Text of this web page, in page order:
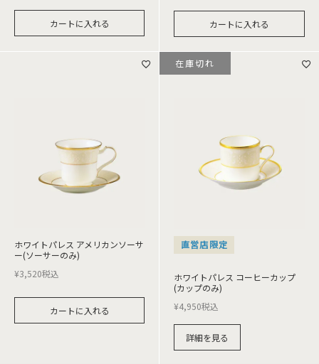
カートに入れる カートに入れる
ホワイトパレス アメリカンソーサ
ー(ソーサーのみ)
¥3,520税込
カートに入れる
直営店限定
ホワイトパレス コーヒーカップ
(カップのみ)
¥4,950税込
詳細を見る
在庫切れ